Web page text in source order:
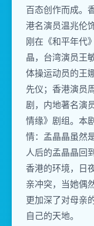
百态创作而成。
港名演员温兆伦
刚在《和平年代
晶，台湾演员王
体操运动员的王
先仪；香港演员
剧，内地著名演
情缘》剧组。
情：孟晶晶虽然
人后的孟晶晶回
香港的环境，日
亲冲突，当她偶
更加深了对母亲
自己的天地。